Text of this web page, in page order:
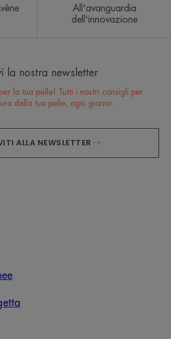
All'avanguardia
dell'innovazione
la nostra newsletter
la tua pelle! Tutti i nostri consigli per
della tua pelle, ogni giorno.
ALLA NEWSLETTER